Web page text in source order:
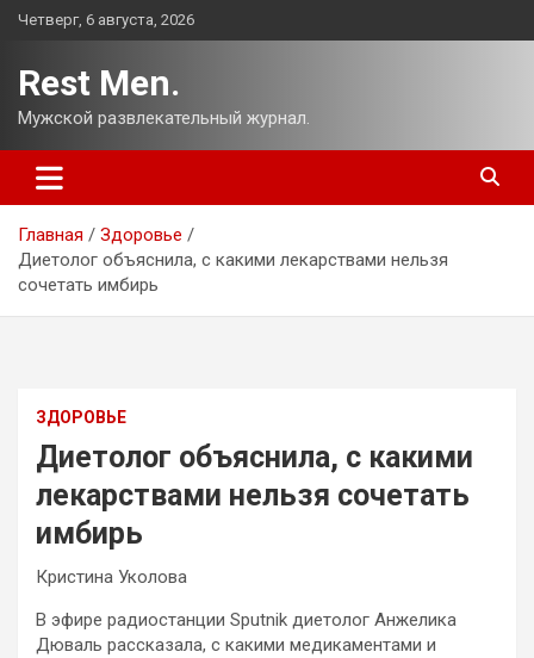
Перейти
Четверг, 6 августа, 2026
Rest Men.
Мужской развлекательный журнал.
Главная
Здоровье
Диетолог объяснила, с какими лекарствами нельзя
сочетать имбирь
ЗДОРОВЬЕ
Диетолог объяснила, с какими
лекарствами нельзя сочетать
имбирь
Кристина Уколова
В эфире радиостанции Sputnik диетолог Анжелика
Дюваль рассказала, с какими медикаментами и